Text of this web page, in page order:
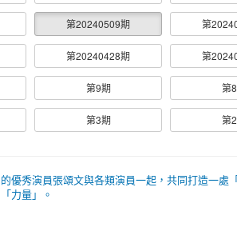
第20240509期 第
第20240428期 第
第9期 第
第3期 第
秀演員張頌文與各類演員一起，共同打造一處
力量」。